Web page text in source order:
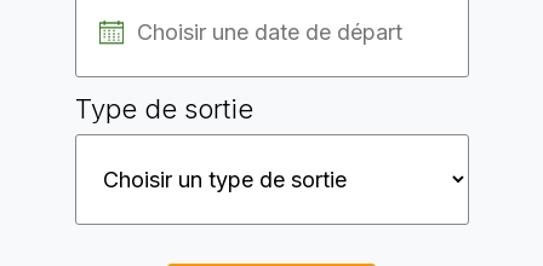
Type de sortie